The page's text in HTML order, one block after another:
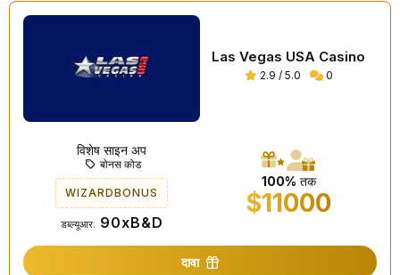
Las Vegas USA Casino
2.9 / 5.0 0
100% तक
$11000
विशेष साइन अप
बोनस कोड
WIZARDBONUS
डब्ल्यूआर: 90xB&D
दावा